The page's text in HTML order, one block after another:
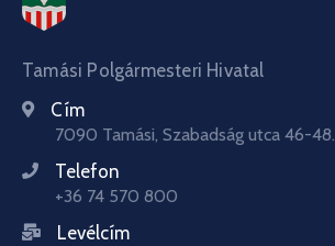
Tamási Polgármesteri Hivatal
Cím
7090 Tamási, Szabadság utca 46-48.
Telefon
+36 74 570 800
Levélcím